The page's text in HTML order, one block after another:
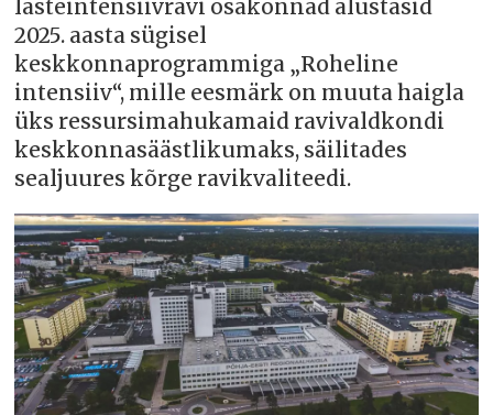
lasteintensiivravi osakonnad alustasid
2025. aasta sügisel
keskkonnaprogrammiga „Roheline
intensiiv“, mille eesmärk on muuta haigla
üks ressursimahukamaid ravivaldkondi
keskkonnasäästlikumaks, säilitades
sealjuures kõrge ravikvaliteedi.